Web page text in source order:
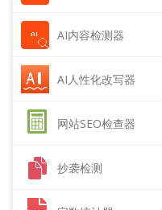
AI内容检测器
AI人性化改写器
网站SEO检查器
抄袭检测